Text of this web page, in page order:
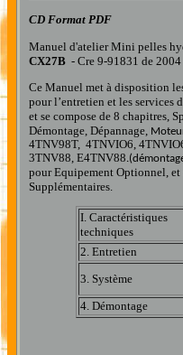
CD Format PDF
Manuel d'atelier Mini pelles
CX27B - Cre 9-91831 de
Ce Manuel met à disposition
pour l’entretien et les services
et se compose de 8 chapitres,
Démontage, Dépannage,
4TNV98T, 4TNVIO6,
3TNV88, E4TNV88
pour Equipement Optionnel,
Supplémentaires.
I. Caractéristiques
techniques
2. Entretien
3. Système
4. Démontage